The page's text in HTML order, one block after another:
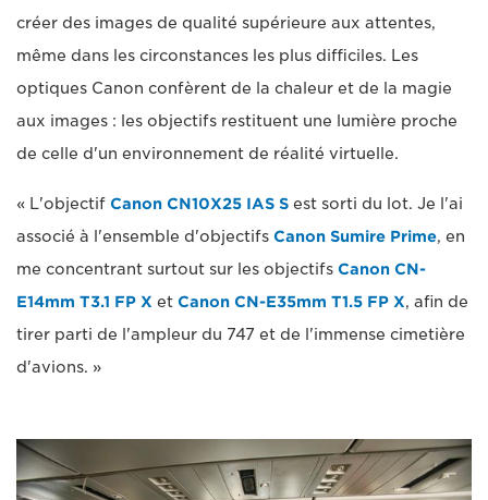
créer des images de qualité supérieure aux attentes,
même dans les circonstances les plus difficiles. Les
optiques Canon confèrent de la chaleur et de la magie
aux images : les objectifs restituent une lumière proche
de celle d'un environnement de réalité virtuelle.
« L'objectif Canon CN10X25 IAS S est sorti du lot. Je l'ai
associé à l'ensemble d'objectifs Canon Sumire Prime, en
me concentrant surtout sur les objectifs Canon CN-
E14mm T3.1 FP X et Canon CN-E35mm T1.5 FP X, afin de
tirer parti de l'ampleur du 747 et de l'immense cimetière
d'avions. »